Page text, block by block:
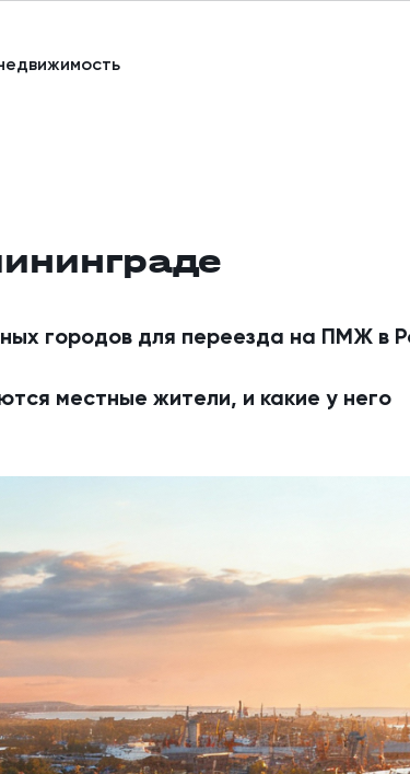
городов для переезда на ПМЖ в
местные жители, и какие у него